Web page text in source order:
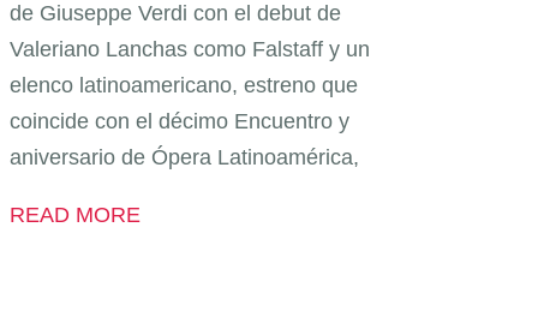
de Giuseppe Verdi con el debut de
Valeriano Lanchas como Falstaff y un
elenco latinoamericano, estreno que
coincide con el décimo Encuentro y
aniversario de Ópera Latinoamérica,
READ MORE